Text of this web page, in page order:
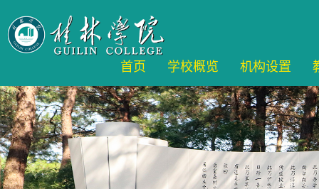
首页 学校概览 机构设置